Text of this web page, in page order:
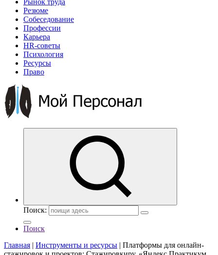
Рынок труда
Резюме
Собеседование
Профессии
Карьера
HR-советы
Психология
Ресурсы
Право
Поиск:
Поиск
Главная | Инструменты и ресурсы | Платформы для онлайн-